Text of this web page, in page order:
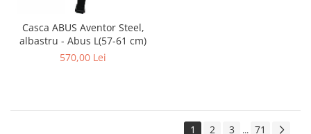
Casca ABUS Aventor Steel,
albastru - Abus L(57-61 cm)
570,00 Lei
1 2 3 ... 71